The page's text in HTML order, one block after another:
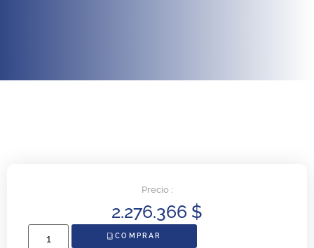
Precio :
2.276.366 $
COMPRAR